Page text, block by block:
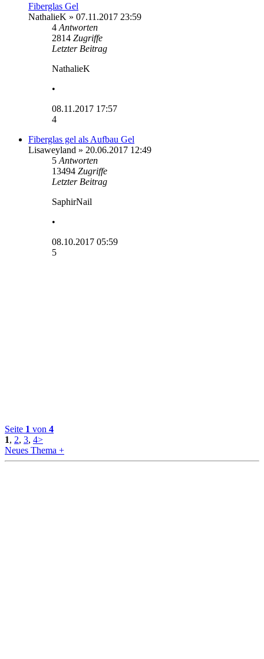
Fiberglas Gel
NathalieK » 07.11.2017 23:59
4 Antworten
2814 Zugriffe
Letzter Beitrag
NathalieK
•
08.11.2017 17:57
4
Fiberglas gel als Aufbau Gel
Lisaweyland » 20.06.2017 12:49
5 Antworten
13494 Zugriffe
Letzter Beitrag
SaphirNail
•
08.10.2017 05:59
5
Seite 1 von 4
1, 2, 3, 4>
Neues Thema +